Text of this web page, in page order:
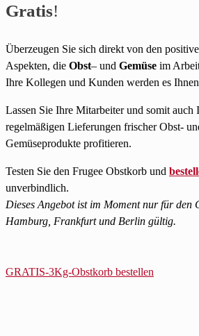
Gratis!
Überzeugen Sie sich direkt von den
Aspekten, die Obst– und Gemüse im
Ihre Kollegen und Kunden werden es
Lassen Sie Ihre Mitarbeiter und somit auch
regelmäßigen Lieferungen frischer Obst-
Gemüseprodukte profitieren.
Testen Sie den Frugee Obstkorb und
unverbindlich.
Dieses Angebot ist im Moment nur für den
Hamburg, Frankfurt und Berlin gültig.
GRATIS-3Kg-Obstkorb bestellen